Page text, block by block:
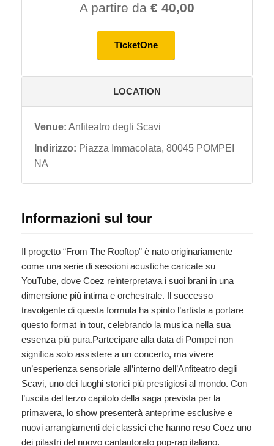
A partire da € 40,00
TicketOne
LOCATION
Venue: Anfiteatro degli Scavi
Indirizzo: Piazza Immacolata, 80045 POMPEI
NA
Informazioni sul tour
Il progetto “From The Rooftop” è nato originariamente
come una serie di sessioni acustiche caricate su
YouTube, dove Coez reinterpretava i suoi brani in una
dimensione più intima e orchestrale. Il successo
travolgente di questa formula ha spinto l’artista a portare
questo format in tour, celebrando la musica nella sua
essenza più pura.Partecipare alla data di Pompei non
significa solo assistere a un concerto, ma vivere
un’esperienza sensoriale all’interno dell’Anfiteatro degli
Scavi, uno dei luoghi storici più prestigiosi al mondo. Con
l’uscita del terzo capitolo della saga prevista per la
primavera, lo show presenterà anteprime esclusive e
nuovi arrangiamenti dei classici che hanno reso Coez uno
dei pilastri del nuovo cantautorato pop-rap italiano.